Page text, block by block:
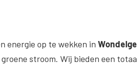
energie op te wekken in
stroom. Wij bieden een